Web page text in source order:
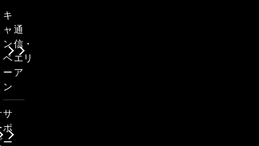
キ
ャ
ン
ペ
ー
ン
通
信・
エリ
ア
サ
ポ
ー